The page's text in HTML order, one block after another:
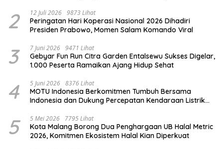
2 12 Juli 2026 9873 Lihat
Peringatan Hari Koperasi Nasional 2026 Dihadiri
Presiden Prabowo, Momen Salam Komando Viral
3 7 Juni 2026 9471 Lihat
Gebyar Fun Run Citra Garden Entalsewu Sukses Digelar,
1.000 Peserta Ramaikan Ajang Hidup Sehat
4 5 Juni 2026 8376 Lihat
MOTU Indonesia Berkomitmen Tumbuh Bersama
Indonesia dan Dukung Percepatan Kendaraan Listrik
5 5 Mei 2026 7795 Lihat
Kota Malang Borong Dua Penghargaan UB Halal Metric
2026, Komitmen Ekosistem Halal Kian Diperkuat